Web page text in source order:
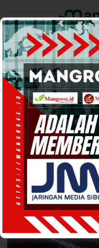
Home Pemerintahan
INFO TANAH PAPUA· 7 Jun 2025
Kelvin Koropasi,
Kesuksesan
Ebenhaezer